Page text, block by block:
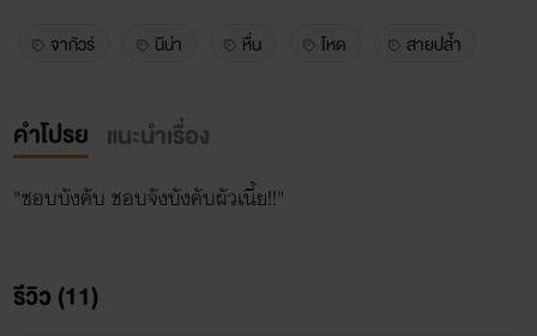
จากัวร์ นีน่า หื่น โหด สายปล้ำ
คำโปรย แนะนำเรื่อง
"ชอบบังคับ ชอบจังบังคับผัวเนี้ย!!"
รีวิว (11)